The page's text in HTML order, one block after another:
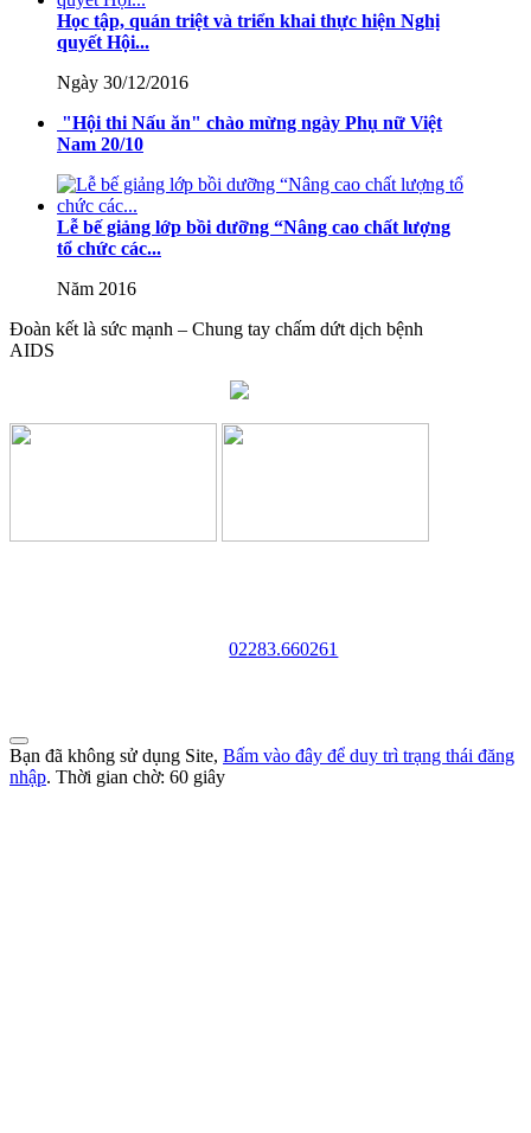
Thông tư số 08/2025/TT-BGDĐT của Bộ Giáo dục và Đào
tạo: Quy định thời hạn lưu trữ hồ sơ, tài liệu thuộc lĩnh vực
giáo dục và đào tạo
Lượt xem:575 | lượt tải:0
Học tập, quán triệt và triển khai thực hiện Nghị
quyết Hội...
Ngày 30/12/2016
"Hội thi Nấu ăn" chào mừng ngày Phụ nữ Việt
Nam 20/10
Lễ bế giảng lớp bồi dưỡng “Nâng cao chất lượng
tổ chức các...
Năm 2016
Đoàn kết là sức mạnh – Chung tay chấm dứt dịch bệnh
AIDS
Điện thoại:02283.660261
Bạn đã không sử dụng Site, Bấm vào đây để duy trì trạng thái đăng
nhập. Thời gian chờ: 60 giây